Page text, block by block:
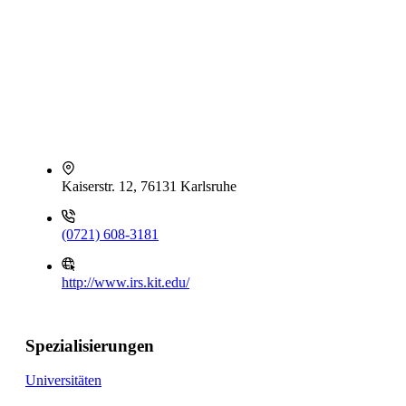
Kaiserstr. 12, 76131 Karlsruhe
(0721) 608-3181
http://www.irs.kit.edu/
Spezialisierungen
Universitäten